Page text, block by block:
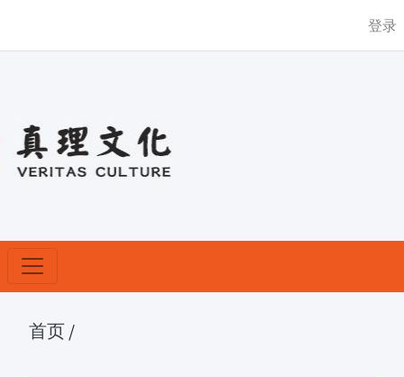
登录
首页 /